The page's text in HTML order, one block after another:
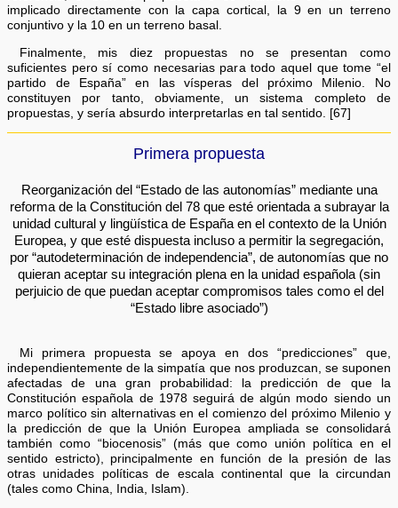
implicado directamente con la capa cortical, la 9 en un terreno
conjuntivo y la 10 en un terreno basal.
Finalmente, mis diez propuestas no se presentan como
suficientes pero sí como necesarias para todo aquel que tome “el
partido de España” en las vísperas del próximo Milenio. No
constituyen por tanto, obviamente, un sistema completo de
propuestas, y sería absurdo interpretarlas en tal sentido. [67]
Primera propuesta
Reorganización del “Estado de las autonomías” mediante una
reforma de la Constitución del 78 que esté orientada a subrayar la
unidad cultural y lingüística de España en el contexto de la Unión
Europea, y que esté dispuesta incluso a permitir la segregación,
por “autodeterminación de independencia”, de autonomías que no
quieran aceptar su integración plena en la unidad española (sin
perjuicio de que puedan aceptar compromisos tales como el del
“Estado libre asociado”)
Mi primera propuesta se apoya en dos “predicciones” que,
independientemente de la simpatía que nos produzcan, se suponen
afectadas de una gran probabilidad: la predicción de que la
Constitución española de 1978 seguirá de algún modo siendo un
marco político sin alternativas en el comienzo del próximo Milenio y
la predicción de que la Unión Europea ampliada se consolidará
también como “biocenosis” (más que como unión política en el
sentido estricto), principalmente en función de la presión de las
otras unidades políticas de escala continental que la circundan
(tales como China, India, Islam).